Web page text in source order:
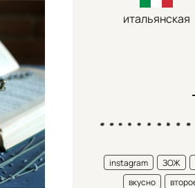
итальянская
instagram ЗОЖ
вкусно